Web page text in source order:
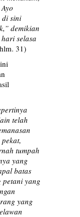
di sini
demikian
selasa
31)
telah
tumpah
yang
batas
petani yang
yang